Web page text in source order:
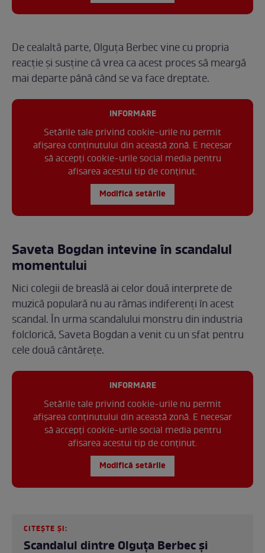
De cealaltă parte, Olguța Berbec vine cu propria
reacție și susține că vrea ca acest proces să meargă
mai departe până când se va face dreptate.
INFORMARE
Setările tale privind cookie-urile nu permit
afișarea conținutului din această zonă. E necesar
să accepți cookie-urile social media pentru
afisarea acestui tip de conținut.
Modifică setările
Saveta Bogdan intevine în scandalul
momentului
Nici colegii de breaslă ai celor două interprete de
muzică populară nu au rămas indiferenți în acest
scandal. În urma scandalului monstru din industria
folclorică, Saveta Bogdan a venit cu un sfat pentru
cele două cântărețe.
INFORMARE
Setările tale privind cookie-urile nu permit
afișarea conținutului din această zonă. E necesar
să accepți cookie-urile social media pentru
afisarea acestui tip de conținut.
Modifică setările
CITEȘTE ȘI:
Scandalul dintre Olguța Berbec și